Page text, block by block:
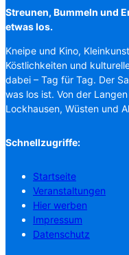
Streunen, Bummeln und
etwas los.
Kneipe und Kino,
Köstlichkeiten und
dabei – Tag für Tag. Der
was los ist. Von der
Lockhausen, Wüsten und
Schnellzugriffe:
Startseite
Veranstaltungen
Hier werben
Impressum
Datenschutz